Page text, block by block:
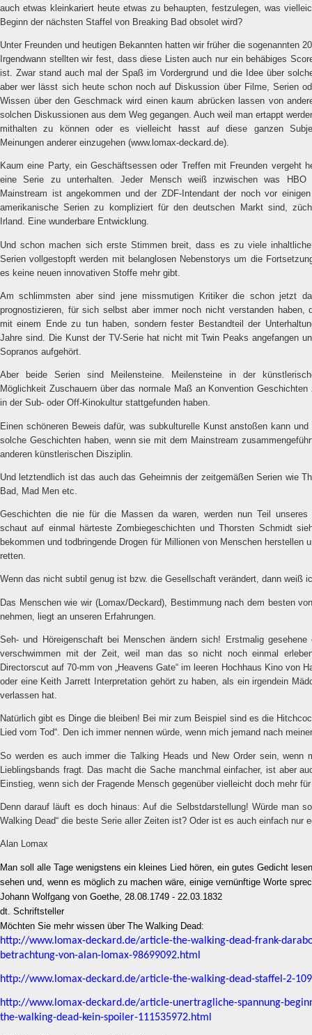
auch etwas kleinkariert heute etwas zu behaupten, festzulegen, was
Beginn der nächsten Staffel von Breaking Bad obsolet wird?
Unter Freunden und heutigen Bekannten hatten wir früher die sogenannten
Irgendwann stellten wir fest, dass diese Listen auch nur ein behäbiges
ist. Zwar stand auch mal der Spaß im Vordergrund und die Idee über
aber wer lässt sich heute schon noch auf Diskussion über Filme, Serien
Wissen über den Geschmack wird einen kaum abrücken lassen von
solchen Diskussionen aus dem Weg gegangen. Auch weil man ertappt
mithalten zu können oder es vielleicht hasst auf diese ganzen
Meinungen anderer einzugehen (www.lomax-deckard.de).
Kaum eine Party, ein Geschäftsessen oder Treffen mit Freunden vergeht
eine Serie zu unterhalten. Jeder Mensch weiß inzwischen was HBO
Mainstream ist angekommen und der ZDF-Intendant der noch vor
amerikanische Serien zu kompliziert für den deutschen Markt sind,
Irland. Eine wunderbare Entwicklung.
Und schon machen sich erste Stimmen breit, dass es zu viele
Serien vollgestopft werden mit belanglosen Nebenstorys um die
es keine neuen innovativen Stoffe mehr gibt.
Am schlimmsten aber sind jene missmutigen Kritiker die schon jetzt
prognostizieren, für sich selbst aber immer noch nicht verstanden haben,
mit einem Ende zu tun haben, sondern fester Bestandteil der
Jahre sind. Die Kunst der TV-Serie hat nicht mit Twin Peaks angefangen
Sopranos aufgehört.
Aber beide Serien sind Meilensteine. Meilensteine in der
Möglichkeit Zuschauern über das normale Maß an Konvention
in der Sub- oder Off-Kinokultur stattgefunden haben.
Einen schöneren Beweis dafür, was subkulturelle Kunst anstoßen kann
solche Geschichten haben, wenn sie mit dem Mainstream
anderen künstlerischen Disziplin.
Und letztendlich ist das auch das Geheimnis der zeitgemäßen Serien wie
Bad, Mad Men etc.
Geschichten die nie für die Massen da waren, werden nun Teil unseres
schaut auf einmal härteste Zombiegeschichten und Thorsten Schmidt
bekommen und todbringende Drogen für Millionen von Menschen herstellen
retten.
Wenn das nicht subtil genug ist bzw. die Gesellschaft verändert, dann weiß
Das Menschen wie wir (Lomax/Deckard), Bestimmung nach dem besten
nehmen, liegt an unseren Erfahrungen.
Seh- und Höreigenschaft bei Menschen ändern sich! Erstmalig gesehene
verschwimmen mit der Zeit, weil man das so nicht noch einmal
Directorscut auf 70-mm von „Heavens Gate“ im leeren Hochhaus Kino von
oder eine Keith Jarrett Interpretation gehört zu haben, als ein irgendein
verlassen hat.
Natürlich gibt es Dinge die bleiben! Bei mir zum Beispiel sind es die
Lied vom Tod“. Den ich immer nennen würde, wenn mich jemand nach
So werden es auch immer die Talking Heads und New Order sein, wenn
Lieblingsbands fragt. Das macht die Sache manchmal einfacher, ist aber
Einstieg, wenn sich der Fragende Mensch gegenüber vielleicht doch mehr
Denn darauf läuft es doch hinaus: Auf die Selbstdarstellung! Würde man
Walking Dead“ die beste Serie aller Zeiten ist? Oder ist es auch einfach nur
Alan Lomax
Man soll alle Tage wenigstens ein kleines Lied hören, ein gutes Gedicht
sehen und, wenn es möglich zu machen wäre, einige vernünftige Worte
Johann Wolfgang von Goethe, 28.08.1749 - 22.03.1832
dt. Schriftsteller
Möchten Sie mehr wissen über The Walking Dead:
http://www.lomax-deckard.de/article-the-walking-dead-frank-
betrachtung-von-alan-lomax-98699092.html
http://www.lomax-deckard.de/article-the-walking-dead-staffel-2-
http://www.lomax-deckard.de/article-unertragliche-spannung-
the-walking-dead-kein-spoiler-111535972.html